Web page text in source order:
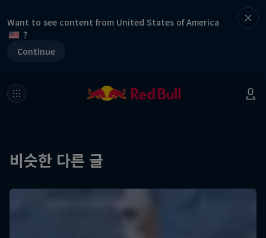
Want to see content from United States of America
?
Continue
비슷한 다른 글